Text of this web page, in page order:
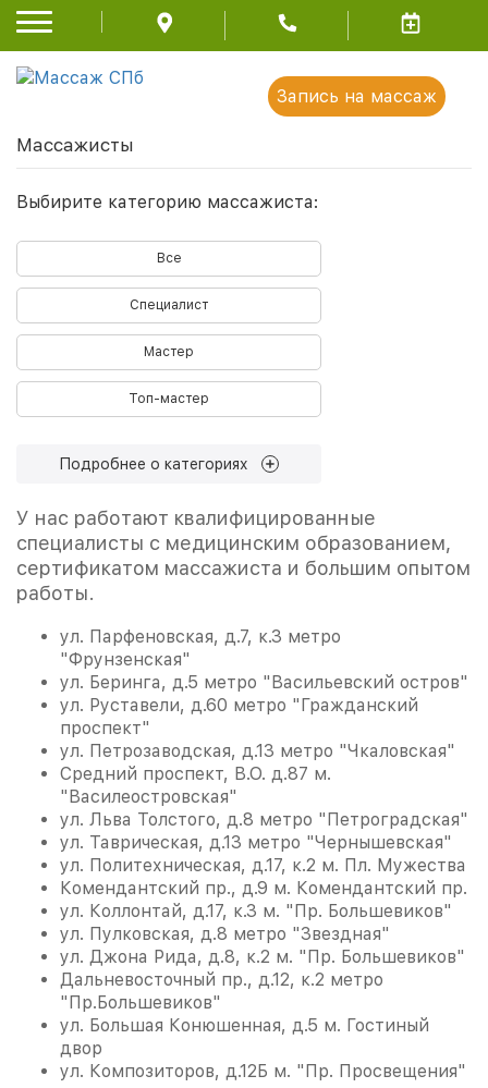
Запись на массаж
Массажисты
Выбирите категорию массажиста:
Все
Специалист
Мастер
Топ-мастер
Подробнее о категориях
У нас работают квалифицированные
специалисты с медицинским образованием,
сертификатом массажиста и большим опытом
работы.
ул. Парфеновская, д.7, к.3 метро
"Фрунзенская"
ул. Беринга, д.5 метро "Васильевский остров"
ул. Руставели, д.60 метро "Гражданский
проспект"
ул. Петрозаводская, д.13 метро "Чкаловская"
Средний проспект, В.О. д.87 м.
"Василеостровская"
ул. Льва Толстого, д.8 метро "Петроградская"
ул. Таврическая, д.13 метро "Чернышевская"
ул. Политехническая, д.17, к.2 м. Пл. Мужества
Комендантский пр., д.9 м. Комендантский пр.
ул. Коллонтай, д.17, к.3 м. "Пр. Большевиков"
ул. Пулковская, д.8 метро "Звездная"
ул. Джона Рида, д.8, к.2 м. "Пр. Большевиков"
Дальневосточный пр., д.12, к.2 метро
"Пр.Большевиков"
ул. Большая Конюшенная, д.5 м. Гостиный
двор
ул. Композиторов, д.12Б м. "Пр. Просвещения"